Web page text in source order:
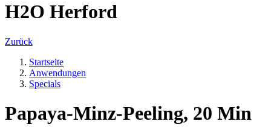
H2O Herford
Zurück
Startseite
Anwendungen
Specials
Papaya-Minz-Peeling, 20 Min